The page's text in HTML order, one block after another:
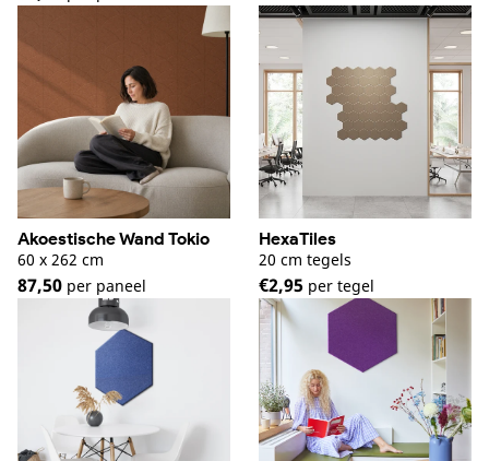
Akoestische Wand Tokio
60 x 262 cm
87,50 per paneel
HexaTiles
20 cm tegels
€2,95 per tegel